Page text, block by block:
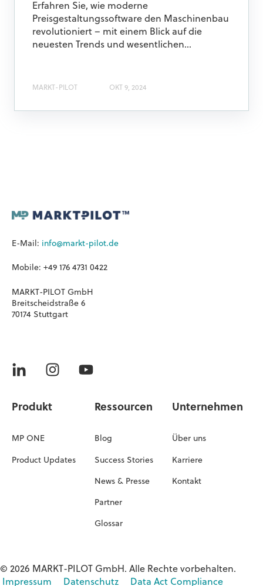
Erfahren Sie, wie moderne
Preisgestaltungssoftware den Maschinenbau
revolutioniert – mit einem Blick auf die
neuesten Trends und wesentlichen...
MARKT-PILOT OKT 9, 2024
E-Mail: info@markt-pilot.de
Mobile: +49 176 4731 0422
MARKT-PILOT GmbH
Breitscheidstraße 6
70174 Stuttgart
Produkt
MP ONE
Product Updates
Ressourcen
Blog
Success Stories
News & Presse
Partner
Glossar
Unternehmen
Über uns
Karriere
Kontakt
© 2026 MARKT-PILOT GmbH. Alle Rechte vorbehalten.
Impressum
Datenschutz Data Act Compliance